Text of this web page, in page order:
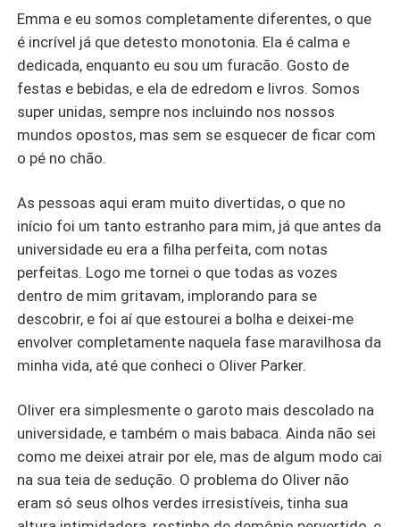
Emma e eu somos completamente diferentes, o que
é incrível já que detesto monotonia. Ela é calma e
dedicada, enquanto eu sou um furacão. Gosto de
festas e bebidas, e ela de edredom e livros. Somos
super unidas, sempre nos incluindo nos nossos
mundos opostos, mas sem se esquecer de ficar com
o pé no chão.
As pessoas aqui eram muito divertidas, o que no
início foi um tanto estranho para mim, já que antes da
universidade eu era a filha perfeita, com notas
perfeitas. Logo me tornei o que todas as vozes
dentro de mim gritavam, implorando para se
descobrir, e foi aí que estourei a bolha e deixei-me
envolver completamente naquela fase maravilhosa da
minha vida, até que conheci o Oliver Parker.
Oliver era simplesmente o garoto mais descolado na
universidade, e também o mais babaca. Ainda não sei
como me deixei atrair por ele, mas de algum modo cai
na sua teia de sedução. O problema do Oliver não
eram só seus olhos verdes irresistíveis, tinha sua